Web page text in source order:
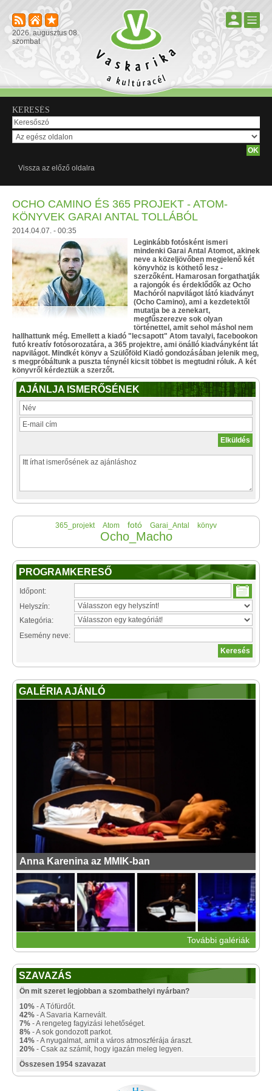
2026. augusztus 08.
szombat
KERESÉS
Vissza az előző oldalra
OCHO CAMINO ÉS 365 PROJEKT - ATOM-
KÖNYVEK GARAI ANTAL TOLLÁBÓL
2014.04.07. - 00:35
Leginkább fotósként ismeri
mindenki Garai Antal Atomot, akinek
neve a közeljövőben megjelenő két
könyvhöz is köthető lesz -
szerzőként. Hamarosan forgathatják
a rajongók és érdeklődők az Ocho
Machóról napvilágot látó kiadványt
(Ocho Camino), ami a kezdetektől
mutatja be a zenekart,
megfűszerezve sok olyan
történettel, amit sehol máshol nem
hallhattunk még. Emellett a kiadó "lecsapott" Atom tavalyi, facebookon
futó kreatív fotósorozatára, a 365 projektre, ami önálló kiadványként lát
napvilágot. Mindkét könyv a Szülőföld Kiadó gondozásában jelenik meg,
s megpróbáltunk a puszta ténynél kicsit többet is megtudni róluk. A két
könyvről kérdeztük a szerzőt.
AJÁNLJA ISMERŐSÉNEK
365_projekt Atom fotó Garai_Antal könyv
Ocho_Macho
PROGRAMKERESŐ
Időpont:
Helyszín:
Kategória:
Esemény neve:
GALÉRIA AJÁNLÓ
Anna Karenina az MMIK-ban
További galériák
SZAVAZÁS
Ön mit szeret legjobban a szombathelyi nyárban?
10% - A Tófürdőt.
42% - A Savaria Karnevált.
7% - A rengeteg fagyizási lehetőséget.
8% - A sok gondozott parkot.
14% - A nyugalmat, amit a város atmoszférája áraszt.
20% - Csak az számít, hogy igazán meleg legyen.
Összesen 1954 szavazat